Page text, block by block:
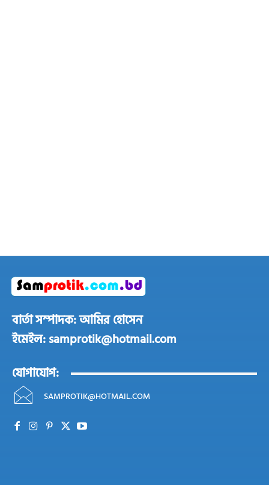
বার্তা সম্পাদক: আমির হোসেন
ইমেইল: samprotik@hotmail.com
যোগাযোগ:
SAMPROTIK@HOTMAIL.COM